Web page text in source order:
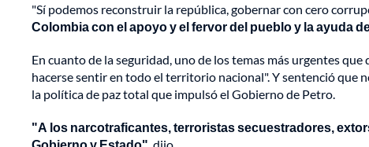
"Sí podemos reconstruir la república, gobernar con cero
Colombia con el apoyo y el fervor del pueblo y la ayuda
En cuanto de la seguridad, uno de los temas más urgentes
hacerse sentir en todo el territorio nacional". Y sentenció que
la política de paz total que impulsó el Gobierno de Petro.
"A los narcotraficantes, terroristas secuestradores,
Gobierno y Estado" , dijo.